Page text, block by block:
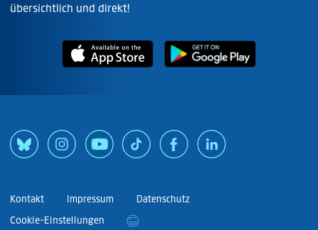
übersichtlich und direkt!
Kontakt Impressum
Datenschutz
Cookie-Einstellungen